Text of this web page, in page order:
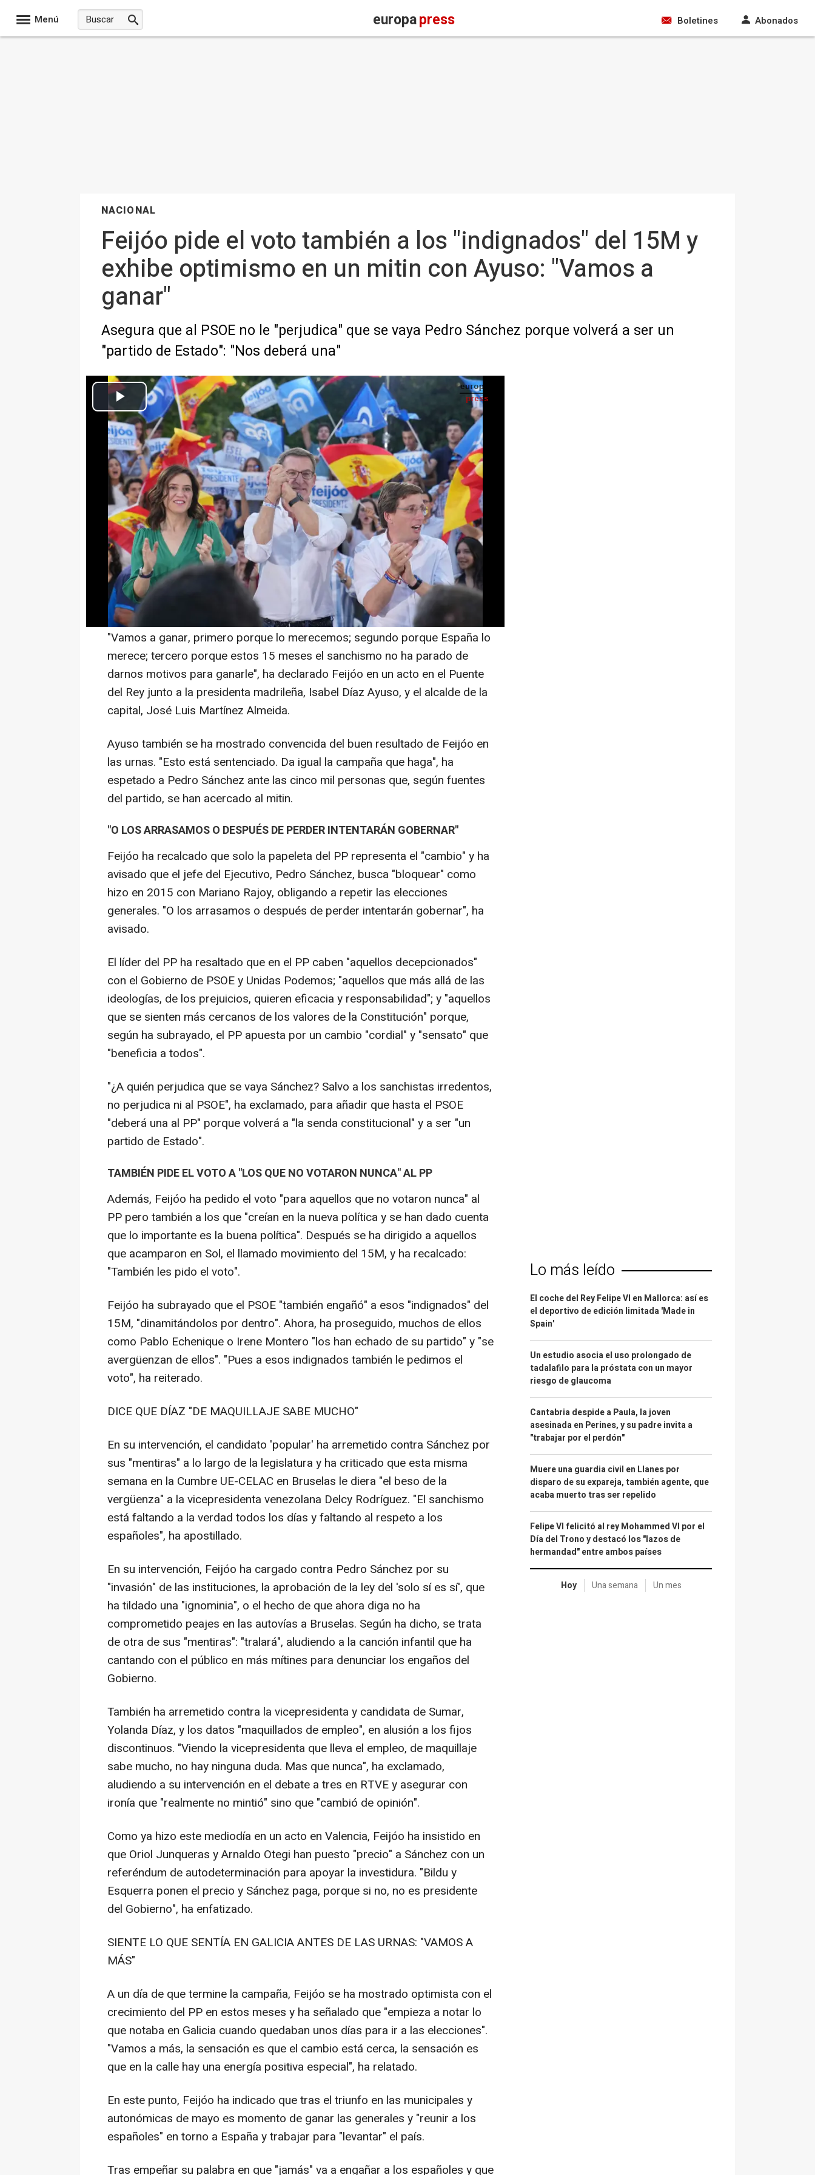
Menú europapress Boletines Abonados
NACIONAL
Feijóo pide el voto también a los "indignados" del 15M y
exhibe optimismo en un mitin con Ayuso: "Vamos a
ganar"
Asegura que al PSOE no le "perjudica" que se vaya Pedro Sánchez porque volverá a ser un
"partido de Estado": "Nos deberá una"
El líder del PP, Alberto Núñez Feijóo, en un mitin con la presidenta madrileña, Isabel Díaz Ayuso, y el alcalde de la capital, José Luis Martínez-Almeida, en
el Puente del Rey (Madrid). - DAVID MUDARRA (PP)
Europa Press Nacional
Actualizado: jueves, 20 julio 2023 22:17 Abrir opciones para compartir
IA Seguir en
MADRID, 20 (EUROPA PRESS)
El líder del PP y candidato a la Presidencia del Gobierno, Alberto Núñez
Feijóo, ha apelado este jueves a votantes de todos los partidos, desde los
"decepcionados" con el Gobierno y la "nueva política" a los "indignados" del
Movimiento 15M que acamparon en la Puerta del Sol en 2015 y a los que
luego el PSOE, según ha recalcado, también "engañó". Dicho esto, se ha
mostrado optimista con la victoria del PP en las elecciones generales de
este domingo.
"Vamos a ganar, primero porque lo merecemos; segundo porque España lo
merece; tercero porque estos 15 meses el sanchismo no ha parado de
darnos motivos para ganarle", ha declarado Feijóo en un acto en el Puente
del Rey junto a la presidenta madrileña, Isabel Díaz Ayuso, y el alcalde de la
capital, José Luis Martínez Almeida.
Ayuso también se ha mostrado convencida del buen resultado de Feijóo en
las urnas. "Esto está sentenciado. Da igual la campaña que haga", ha
espetado a Pedro Sánchez ante las cinco mil personas que, según fuentes
del partido, se han acercado al mitin.
"O LOS ARRASAMOS O DESPUÉS DE PERDER INTENTARÁN GOBERNAR"
Feijóo ha recalcado que solo la papeleta del PP representa el "cambio" y ha
avisado que el jefe del Ejecutivo, Pedro Sánchez, busca "bloquear" como
hizo en 2015 con Mariano Rajoy, obligando a repetir las elecciones
generales. "O los arrasamos o después de perder intentarán gobernar", ha
avisado.
El líder del PP ha resaltado que en el PP caben "aquellos decepcionados"
con el Gobierno de PSOE y Unidas Podemos; "aquellos que más allá de las
ideologías, de los prejuicios, quieren eficacia y responsabilidad"; y "aquellos
que se sienten más cercanos de los valores de la Constitución" porque,
según ha subrayado, el PP apuesta por un cambio "cordial" y "sensato" que
"beneficia a todos".
"¿A quién perjudica que se vaya Sánchez? Salvo a los sanchistas irredentos,
no perjudica ni al PSOE", ha exclamado, para añadir que hasta el PSOE
"deberá una al PP" porque volverá a "la senda constitucional" y a ser "un
partido de Estado".
TAMBIÉN PIDE EL VOTO A "LOS QUE NO VOTARON NUNCA" AL PP
Además, Feijóo ha pedido el voto "para aquellos que no votaron nunca" al
PP pero también a los que "creían en la nueva política y se han dado cuenta
que lo importante es la buena política". Después se ha dirigido a aquellos
que acamparon en Sol, el llamado movimiento del 15M, y ha recalcado:
"También les pido el voto".
Feijóo ha subrayado que el PSOE "también engañó" a esos "indignados" del
15M, "dinamitándolos por dentro". Ahora, ha proseguido, muchos de ellos
como Pablo Echenique o Irene Montero "los han echado de su partido" y "se
avergüenzan de ellos". "Pues a esos indignados también le pedimos el
voto", ha reiterado.
DICE QUE DÍAZ "DE MAQUILLAJE SABE MUCHO"
En su intervención, el candidato 'popular' ha arremetido contra Sánchez por
sus "mentiras" a lo largo de la legislatura y ha criticado que esta misma
semana en la Cumbre UE-CELAC en Bruselas le diera "el beso de la
vergüenza" a la vicepresidenta venezolana Delcy Rodríguez. "El sanchismo
está faltando a la verdad todos los días y faltando al respeto a los
españoles", ha apostillado.
En su intervención, Feijóo ha cargado contra Pedro Sánchez por su
"invasión" de las instituciones, la aprobación de la ley del 'solo sí es sí', que
ha tildado una "ignominia", o el hecho de que ahora diga no ha
comprometido peajes en las autovías a Bruselas. Según ha dicho, se trata
de otra de sus "mentiras": "tralará", aludiendo a la canción infantil que ha
cantando con el público en más mítines para denunciar los engaños del
Gobierno.
También ha arremetido contra la vicepresidenta y candidata de Sumar,
Yolanda Díaz, y los datos "maquillados de empleo", en alusión a los fijos
discontinuos. "Viendo la vicepresidenta que lleva el empleo, de maquillaje
sabe mucho, no hay ninguna duda. Mas que nunca", ha exclamado,
aludiendo a su intervención en el debate a tres en RTVE y asegurar con
ironía que "realmente no mintió" sino que "cambió de opinión".
Como ya hizo este mediodía en un acto en Valencia, Feijóo ha insistido en
que Oriol Junqueras y Arnaldo Otegi han puesto "precio" a Sánchez con un
referéndum de autodeterminación para apoyar la investidura. "Bildu y
Esquerra ponen el precio y Sánchez paga, porque si no, no es presidente
del Gobierno", ha enfatizado.
SIENTE LO QUE SENTÍA EN GALICIA ANTES DE LAS URNAS: "VAMOS A
MÁS"
A un día de que termine la campaña, Feijóo se ha mostrado optimista con el
crecimiento del PP en estos meses y ha señalado que "empieza a notar lo
que notaba en Galicia cuando quedaban unos días para ir a las elecciones".
"Vamos a más, la sensación es que el cambio está cerca, la sensación es
que en la calle hay una energía positiva especial", ha relatado.
En este punto, Feijóo ha indicado que tras el triunfo en las municipales y
autonómicas de mayo es momento de ganar las generales y "reunir a los
españoles" en torno a España y trabajar para "levantar" el país.
Tras empeñar su palabra en que "jamás" va a engañar a los españoles y que
Lo más leído
El coche del Rey Felipe VI en Mallorca: así es
el deportivo de edición limitada 'Made in
Spain'
Un estudio asocia el uso prolongado de
tadalafilo para la próstata con un mayor
riesgo de glaucoma
Cantabria despide a Paula, la joven
asesinada en Perines, y su padre invita a
"trabajar por el perdón"
Muere una guardia civil en Llanes por
disparo de su expareja, también agente, que
acaba muerto tras ser repelido
Felipe VI felicitó al rey Mohammed VI por el
Día del Trono y destacó los "lazos de
hermandad" entre ambos países
Hoy Una semana Un mes